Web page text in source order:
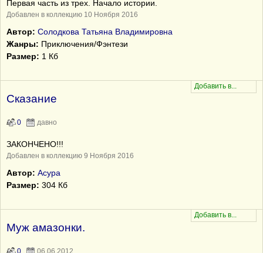
Первая часть из трех. Начало истории.
Добавлен в коллекцию 10 Ноября 2016
Автор: Солодкова Татьяна Владимировна
Жанры: Приключения/Фэнтези
Размер: 1 Кб
Сказание
0 давно
ЗАКОНЧЕНО!!!
Добавлен в коллекцию 9 Ноября 2016
Автор: Асура
Размер: 304 Кб
Муж амазонки.
0 06.06.2012